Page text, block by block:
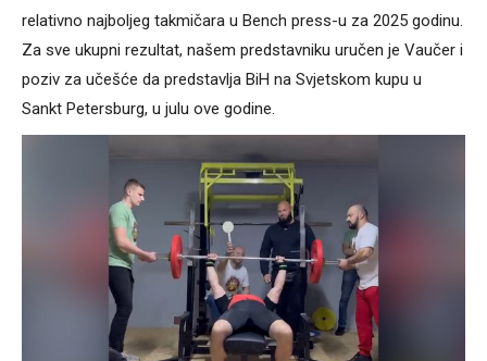
relativno najboljeg takmičara u Bench press-u za 2025 godinu.
Za sve ukupni rezultat, našem predstavniku uručen je Vaučer i
poziv za učešće da predstavlja BiH na Svjetskom kupu u
Sankt Petersburg, u julu ove godine.